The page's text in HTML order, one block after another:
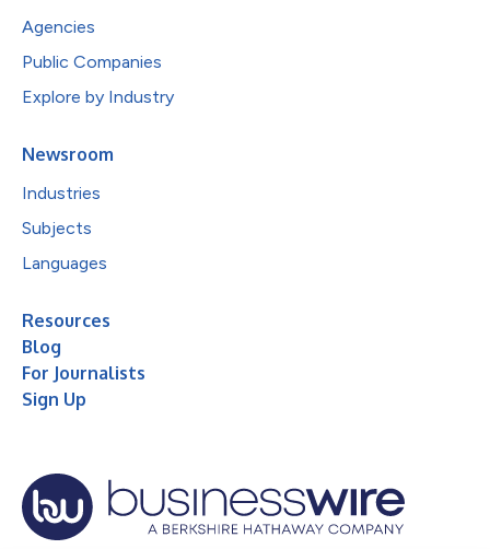
Agencies
Public Companies
Explore by Industry
Newsroom
Industries
Subjects
Languages
Resources
Blog
For Journalists
Sign Up